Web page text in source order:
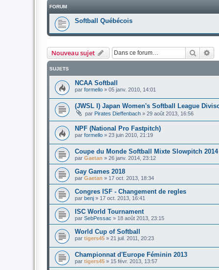
FORUM
Softball Québécois
Nouveau sujet
SUJETS
NCAA Softball
par formello » 05 janv. 2010, 14:01
(JWSL I) Japan Women's Softball League
par Pirates Dieffenbach » 29 août 2013, 16:56
NPF (National Pro Fastpitch)
par formello » 23 juin 2010, 21:19
Coupe du Monde Softball Mixte Slowpitch 2014
par Gaetan » 26 janv. 2014, 23:12
Gay Games 2018
par Gaetan » 17 oct. 2013, 18:34
Congres ISF - Changement de regles
par benj » 17 oct. 2013, 16:41
ISC World Tournament
par SebPessac » 18 août 2013, 23:15
World Cup of Softball
par tigers45 » 21 juil. 2011, 20:23
Championnat d'Europe Féminin 2013
par tigers45 » 15 févr. 2013, 13:57